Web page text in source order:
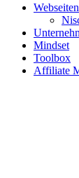
Webseiten
Mindset
Toolbox
Affiliate